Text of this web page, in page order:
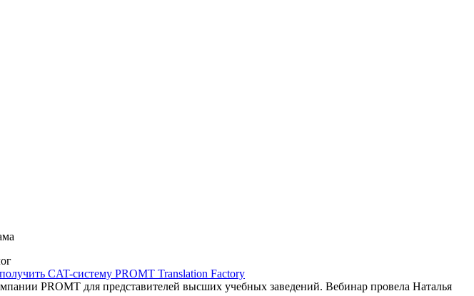
CAT-систему PROMT Translation Factory
PROMT для представителей высших учебных заведений. Вебинар провела Наталья